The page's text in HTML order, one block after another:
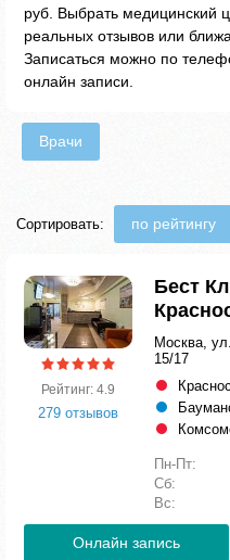
руб. Выбрать медицинский
реальных отзывов или
Записаться можно по
онлайн записи.
Врачи
Сортировать: по рейтингу
Рейтинг: 4.9
279 отзывов
Бест
Москва,
15/17
Пн-Пт:
Сб:
Вс:
Онлайн запись